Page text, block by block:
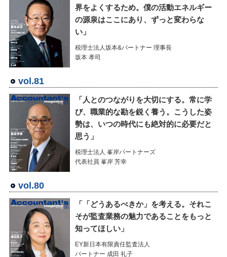
界をよくするため。僕の活動エネルギー
の源泉はここにあり、ずっと変わらな
い」
税理士法人坂本&パートナー 理事長
坂本 孝司
vol.81
「人とのつながりを大切にする。常に学
び、職業的な勘を鋭く養う。こうした姿
勢は、いつの時代にも絶対的に必要だと
思う」
税理士法人 峯岸パートナーズ
代表社員 峯岸 芳幸
vol.80
「「どうあるべきか」を考える。それこ
そが監査業務の魅力であることをもっと
知ってほしい」
EY新日本有限責任監査法人
パートナー 成田 礼子